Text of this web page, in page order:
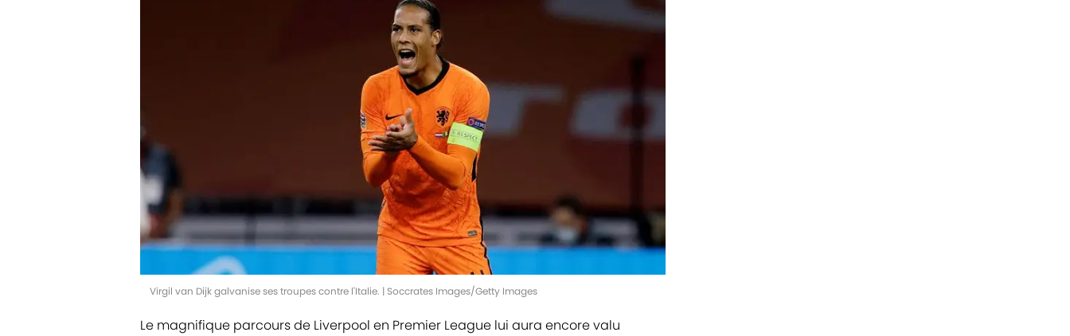
Virgil van Dijk galvanise ses troupes contre l'Italie. | Soccrates Images/Getty Images
Le magnifique parcours de Liverpool en Premier League lui aura encore valu